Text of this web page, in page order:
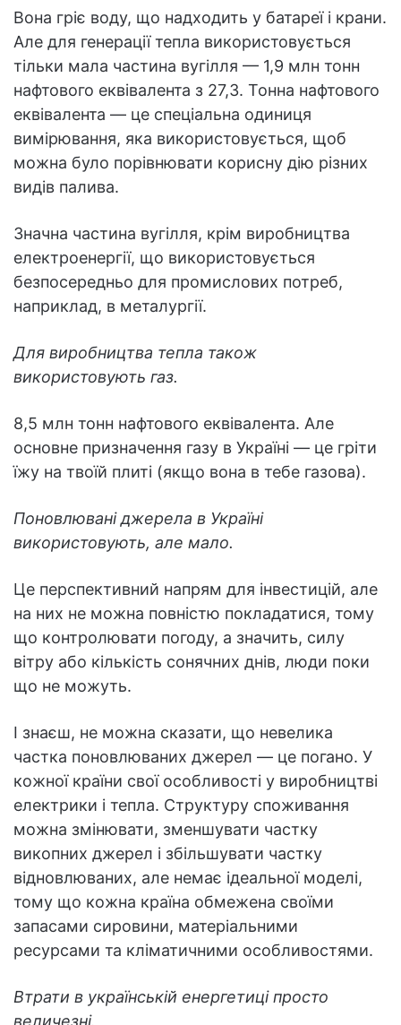
Вона гріє воду, що надходить у батареї і крани.
Але для генерації тепла використовується
тільки мала частина вугілля — 1,9 млн тонн
нафтового еквівалента з 27,3. Тонна нафтового
еквівалента — це спеціальна одиниця
вимірювання, яка використовується, щоб
можна було порівнювати корисну дію різних
видів палива.
Значна частина вугілля, крім виробництва
електроенергії, що використовується
безпосередньо для промислових потреб,
наприклад, в металургії.
Для виробництва тепла також
використовують газ.
8,5 млн тонн нафтового еквівалента. Але
основне призначення газу в Україні — це гріти
їжу на твоїй плиті (якщо вона в тебе газова).
Поновлювані джерела в Україні
використовують, але мало.
Це перспективний напрям для інвестицій, але
на них не можна повністю покладатися, тому
що контролювати погоду, а значить, силу
вітру або кількість сонячних днів, люди поки
що не можуть.
І знаєш, не можна сказати, що невелика
частка поновлюваних джерел — це погано. У
кожної країни свої особливості у виробництві
електрики і тепла. Структуру споживання
можна змінювати, зменшувати частку
викопних джерел і збільшувати частку
відновлюваних, але немає ідеальної моделі,
тому що кожна країна обмежена своїми
запасами сировини, матеріальними
ресурсами та кліматичними особливостями.
Втрати в українській енергетиці просто
величезні.